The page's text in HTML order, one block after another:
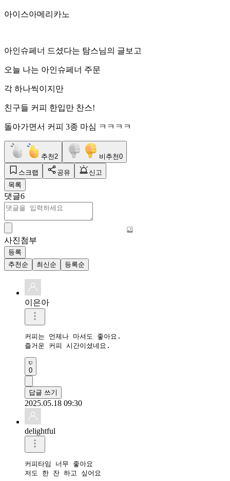
아이스아메리카노
아인슈페너 드셨다는 탐스님의 글보고
오늘 나는 아인슈페너 주문
각 하나씩이지만
친구들 커피 한입만 찬스!
돌아가면서 커피 3종 마심 ㅋㅋㅋㅋ
추천 2 비추천0
스크랩 공유
신고
목록
댓글6
사진첨부
등록
추천순
최신순 등록순
이은아
커피는 언제나 마셔도 좋아요.
즐거운 커피 시간이셨네요.
0
답글 쓰기
2025.05.18 09:30
delightful
커피타임 너무 좋아요
저도 한 잔 하고 싶어요